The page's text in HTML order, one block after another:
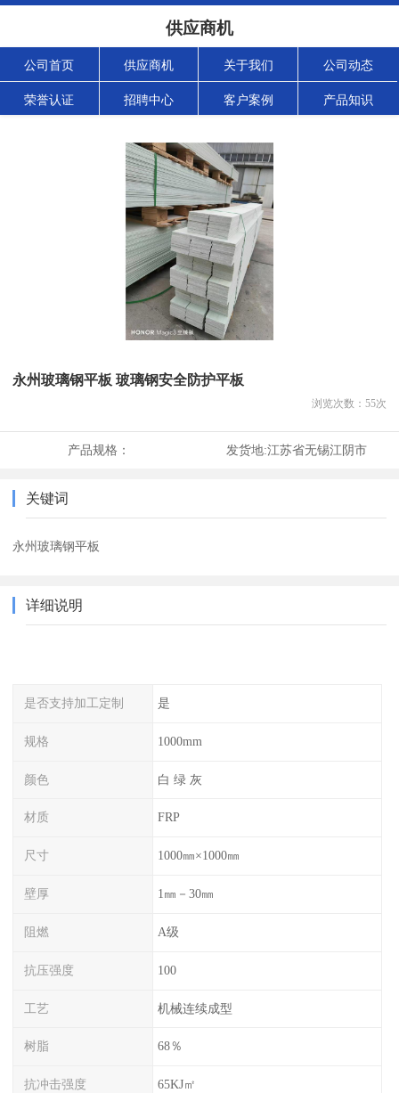
供应商机
公司首页 供应商机 关于我们 公司动态
荣誉认证 招聘中心 客户案例 产品知识
永州玻璃钢平板 玻璃钢安全防护平板
浏览次数： 55次
产品规格： 发货地:江苏省无锡江阴市
关键词
永州玻璃钢平板
详细说明
是否支持加工定制 是
规格 1000mm
颜色 白 绿 灰
材质 FRP
尺寸 1000㎜×1000㎜
壁厚 1㎜－30㎜
阻燃 A级
抗压强度 100
工艺 机械连续成型
树脂 68％
抗冲击强度 65KJ㎡